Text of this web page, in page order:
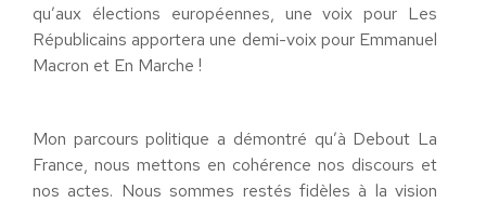
qu’aux élections européennes, une voix pour Les
Républicains apportera une demi-voix pour Emmanuel
Macron et En Marche !
Mon parcours politique a démontré qu’à Debout La
France, nous mettons en cohérence nos discours et
nos actes. Nous sommes restés fidèles à la vision